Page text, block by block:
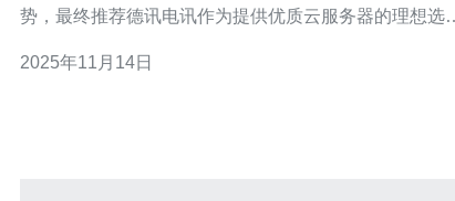
势，最终推荐德讯电讯作为提供优质云服务器的理想选
云服务器的需求不断增长。随着数字化转型的加速，越来
2025年11月14日